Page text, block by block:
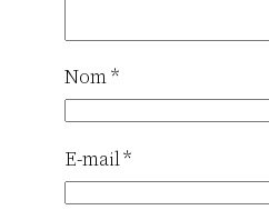
Nom*
E-mail*